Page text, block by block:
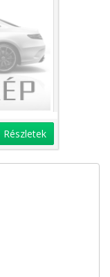
Részletek